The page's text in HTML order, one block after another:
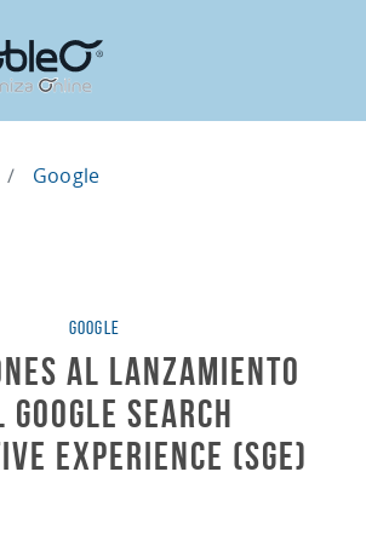
Google
GOOGLE
al Lanzamiento
Google Search
Experience (SGE)